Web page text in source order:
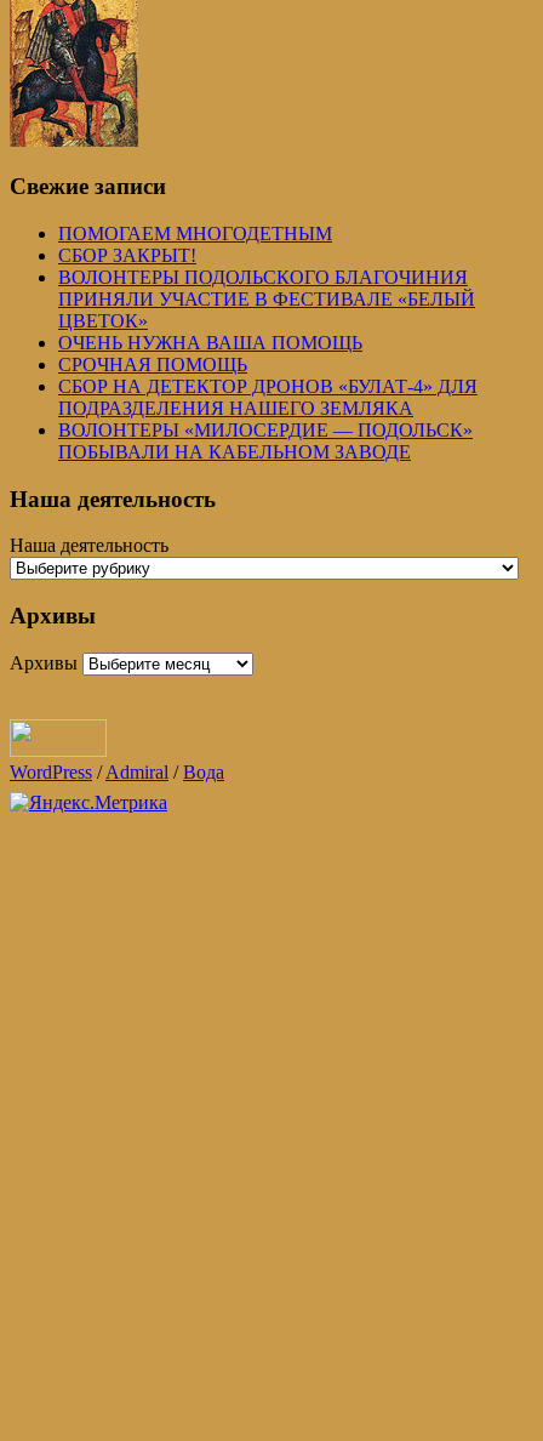
Свежие записи
ПОМОГАЕМ МНОГОДЕТНЫМ
СБОР ЗАКРЫТ!
ВОЛОНТЕРЫ ПОДОЛЬСКОГО БЛАГОЧИНИЯ
ПРИНЯЛИ УЧАСТИЕ В ФЕСТИВАЛЕ «БЕЛЫЙ
ЦВЕТОК»
ОЧЕНЬ НУЖНА ВАША ПОМОЩЬ
СРОЧНАЯ ПОМОЩЬ
СБОР НА ДЕТЕКТОР ДРОНОВ «БУЛАТ-4» ДЛЯ
ПОДРАЗДЕЛЕНИЯ НАШЕГО ЗЕМЛЯКА
ВОЛОНТЕРЫ «МИЛОСЕРДИЕ — ПОДОЛЬСК»
ПОБЫВАЛИ НА КАБЕЛЬНОМ ЗАВОДЕ
Наша деятельность
Наша деятельность
Архивы
Архивы
WordPress /Admiral /Вода